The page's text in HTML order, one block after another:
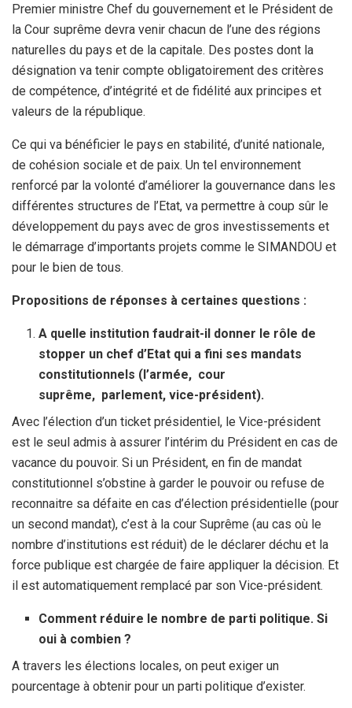
Premier ministre Chef du gouvernement et le Président de
la Cour suprême devra venir chacun de l’une des régions
naturelles du pays et de la capitale. Des postes dont la
désignation va tenir compte obligatoirement des critères
de compétence, d’intégrité et de fidélité aux principes et
valeurs de la république.
Ce qui va bénéficier le pays en stabilité, d’unité nationale,
de cohésion sociale et de paix. Un tel environnement
renforcé par la volonté d’améliorer la gouvernance dans les
différentes structures de l’Etat, va permettre à coup sûr le
développement du pays avec de gros investissements et
le démarrage d’importants projets comme le SIMANDOU et
pour le bien de tous.
Propositions de réponses à certaines questions :
A quelle institution faudrait-il donner le rôle de
stopper un chef d’Etat qui a fini ses mandats
constitutionnels (l’armée, cour
suprême, parlement, vice-président).
Avec l’élection d’un ticket présidentiel, le Vice-président
est le seul admis à assurer l’intérim du Président en cas de
vacance du pouvoir. Si un Président, en fin de mandat
constitutionnel s’obstine à garder le pouvoir ou refuse de
reconnaitre sa défaite en cas d’élection présidentielle (pour
un second mandat), c’est à la cour Suprême (au cas où le
nombre d’institutions est réduit) de le déclarer déchu et la
force publique est chargée de faire appliquer la décision. Et
il est automatiquement remplacé par son Vice-président.
Comment réduire le nombre de parti politique. Si
oui à combien ?
A travers les élections locales, on peut exiger un
pourcentage à obtenir pour un parti politique d’exister.